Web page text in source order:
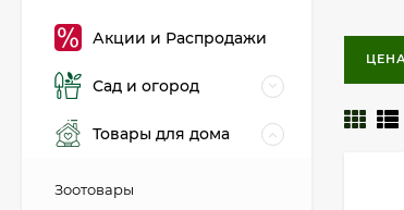
Акции и Распродажи
Сад и огород
Товары для дома
Зоотовары